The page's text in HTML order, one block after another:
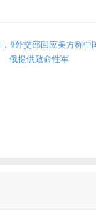
#外交部回应美方称中
俄提供致命性军